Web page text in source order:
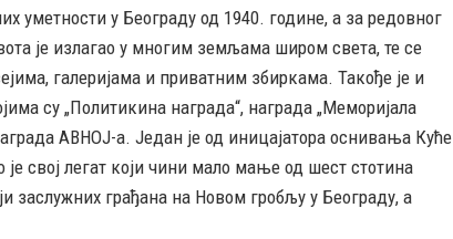
уметности у Београду од 1940. године, а за редовног
је излагао у многим земљама широм света, те се
галеријама и приватним збиркама. Такође је и
су „Политикина награда“, награда „Меморијала
АВНОЈ-а. Један је од иницајатора оснивања Куће
свој легат који чини мало мање од шест стотина
заслужних грађана на Новом гробљу у Београду, а